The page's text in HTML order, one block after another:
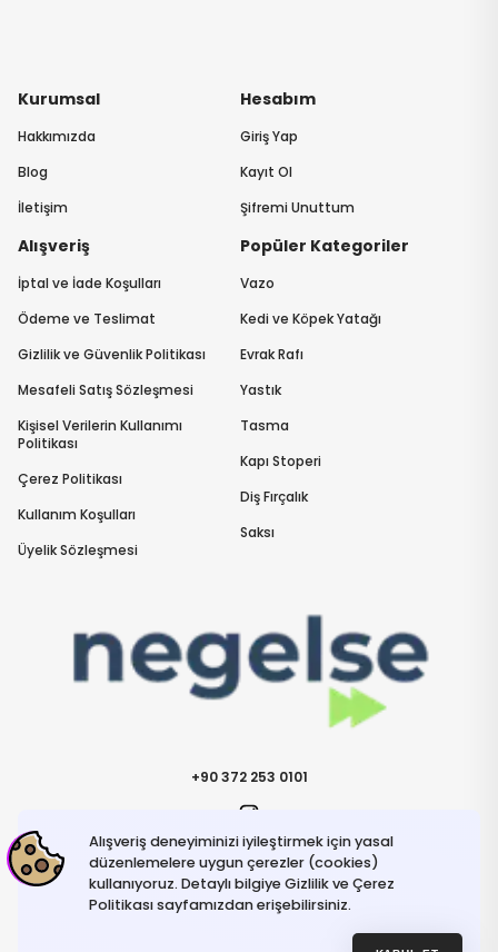
Alışveriş deneyiminizi iyileştirmek için yasal
düzenlemelere uygun çerezler (cookies)
kullanıyoruz. Detaylı bilgiye Gizlilik ve Çerez
Politikası sayfamızdan erişebilirsiniz.
+90 372 253 0101
İletişime Geçininfo@negelse.com
Kurumsal
Hakkımızda
Blog
İletişim
Hesabım
Giriş Yap
Kayıt Ol
Şifremi Unuttum
Alışveriş
İptal ve İade Koşulları
Ödeme ve Teslimat
Gizlilik ve Güvenlik Politikası
Mesafeli Satış Sözleşmesi
Kişisel Verilerin Kullanımı
Politikası
Çerez Politikası
Kullanım Koşulları
Üyelik Sözleşmesi
Popüler Kategoriler
Vazo
Kedi ve Köpek Yatağı
Evrak Rafı
Yastık
Tasma
Kapı Stoperi
Diş Fırçalık
Saksı